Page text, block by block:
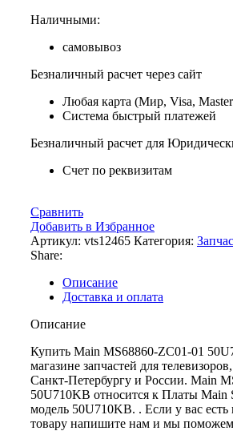
Наличными:
самовывоз
Безналичный расчет через сайт
Любая карта (Мир, Visa,
Система быстрый платежей
Безналичный расчет для
Счет по реквизитам
Сравнить
Добавить в Избранное
Артикул: vts12465 Категория:
Share:
Описание
Доставка и оплата
Описание
Купить Main MS68860-ZC01-01
магазине запчастей для
Санкт-Петербургу и России. Main
50U710KB относится к Платы Main
модель 50U710KB. . Если у вас
товару напишите нам и мы